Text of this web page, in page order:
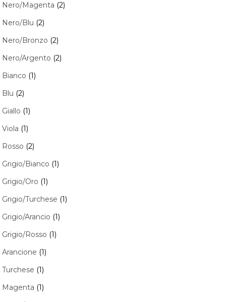
Nero/Magenta (2)
Nero/Blu (2)
Nero/Bronzo (2)
Nero/Argento (2)
Bianco (1)
Blu (2)
Giallo (1)
Viola (1)
Rosso (2)
Grigio/Bianco (1)
Grigio/Oro (1)
Grigio/Turchese (1)
Grigio/Arancio (1)
Grigio/Rosso (1)
Arancione (1)
Turchese (1)
Magenta (1)